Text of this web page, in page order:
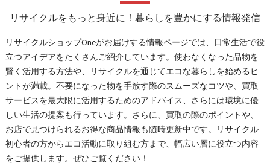
リサイクルをもっと身近に！暮らしを豊かにする情報発信
リサイクルショップOneがお届けする情報ページでは、日常生活で役
立つアイデアをたくさんご紹介しています。使わなくなった品物を
賢く活用する方法や、リサイクルを通じてエコな暮らしを始めるヒ
ントが満載。不要になった物を手放す際のスムーズなコツや、買取
サービスを最大限に活用するためのアドバイス、さらには環境に優
しい生活の提案も行っています。さらに、買取の際のポイントや、
お店で見つけられるお得な商品情報も随時更新中です。リサイクル
初心者の方からエコ活動に取り組む方まで、幅広い層に役立つ内容
をご提供します。ぜひご覧ください！